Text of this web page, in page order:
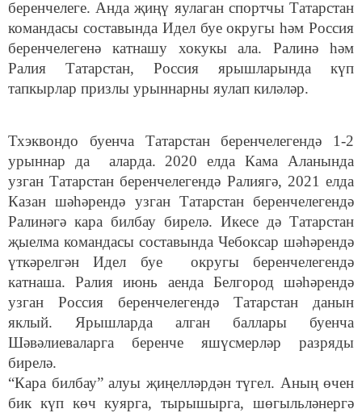
беренчелеге. Анда җиңү яулаган спортчы Татарстан
командасы составында Идел буе округы һәм Россия
беренчелегенә катнашу хокукы ала. Ралинә һәм
Ралия Татарстан, Россия ярышларында күп
тапкырлар призлы урыннарны яулап киләләр.
Тхэквондо буенча Татарстан беренчелегендә 1-2
урыннар да аларда. 2020 елда Кама Аланында
узган Татарстан беренчелегендә Ралиягә, 2021 елда
Казан шәһәрендә узган Татарстан беренчелегендә
Ралинәгә кара билбау бирелә. Икесе дә Татарстан
җыелма командасы составында Чебоксар шәһәрендә
үткәрелгән Идел буе округы беренчелегендә
катнаша. Ралия июнь аенда Белгород шәһәрендә
узган Россия беренчелегендә Татарстан данын
яклый. Ярышларда алган баллары буенча
Шәвәлиеваларга беренче яшүсмерләр разряды
бирелә.
“Кара билбау” алуы җиңелләрдән түгел. Аның өчен
бик күп көч куярга, тырышырга, шөгыльләнергә